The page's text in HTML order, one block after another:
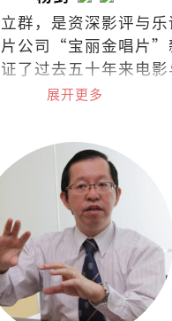
群，是资深影评与乐
片公司“宝丽金唱片”
了过去五十年来电影
娱乐的活字典。
展开更多